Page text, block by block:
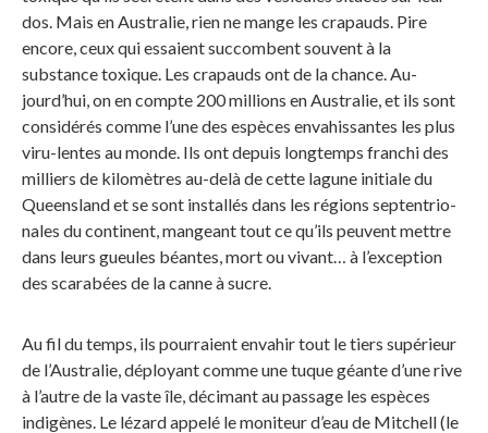
dos. Mais en Australie, rien ne mange les crapauds. Pire
encore, ceux qui essaient succombent souvent à la
substance toxique. Les crapauds ont de la chance. Au-
jourd’hui, on en compte 200 millions en Australie, et ils sont
considérés comme l’une des espèces envahissantes les plus
viru-lentes au monde. Ils ont depuis longtemps franchi des
milliers de kilomètres au-delà de cette lagune initiale du
Queensland et se sont installés dans les régions septentrio-
nales du continent, mangeant tout ce qu’ils peuvent mettre
dans leurs gueules béantes, mort ou vivant… à l’exception
des scarabées de la canne à sucre.
Au fil du temps, ils pourraient envahir tout le tiers supérieur
de l’Australie, déployant comme une tuque géante d’une rive
à l’autre de la vaste île, décimant au passage les espèces
indigènes. Le lézard appelé le moniteur d’eau de Mitchell (le